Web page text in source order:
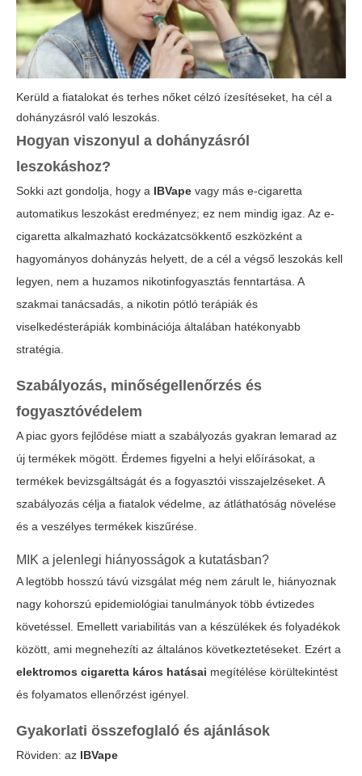
Kerüld a fiatalokat és terhes nőket célzó ízesítéseket, ha cél a
dohányzásról való leszokás.
Hogyan viszonyul a dohányzásról
leszokáshoz?
Sokki azt gondolja, hogy a IBVape vagy más e-cigaretta
automatikus leszokást eredményez; ez nem mindig igaz. Az e-
cigaretta alkalmazható kockázatcsökkentő eszközként a
hagyományos dohányzás helyett, de a cél a végső leszokás kell
legyen, nem a huzamos nikotinfogyasztás fenntartása. A
szakmai tanácsadás, a nikotin pótló terápiák és
viselkedésterápiák kombinációja általában hatékonyabb
stratégia.
Szabályozás, minőségellenőrzés és
fogyasztóvédelem
A piac gyors fejlődése miatt a szabályozás gyakran lemarad az
új termékek mögött. Érdemes figyelni a helyi előírásokat, a
termékek bevizsgáltságát és a fogyasztói visszajelzéseket. A
szabályozás célja a fiatalok védelme, az átláthatóság növelése
és a veszélyes termékek kiszűrése.
MIK a jelenlegi hiányosságok a kutatásban?
A legtöbb hosszú távú vizsgálat még nem zárult le, hiányoznak
nagy kohorszú epidemiológiai tanulmányok több évtizedes
követéssel. Emellett variabilitás van a készülékek és folyadékok
között, ami megnehezíti az általános következtetéseket. Ezért a
elektromos cigaretta káros hatásai megítélése körültekintést
és folyamatos ellenőrzést igényel.
Gyakorlati összefoglaló és ajánlások
Röviden: az IBVape